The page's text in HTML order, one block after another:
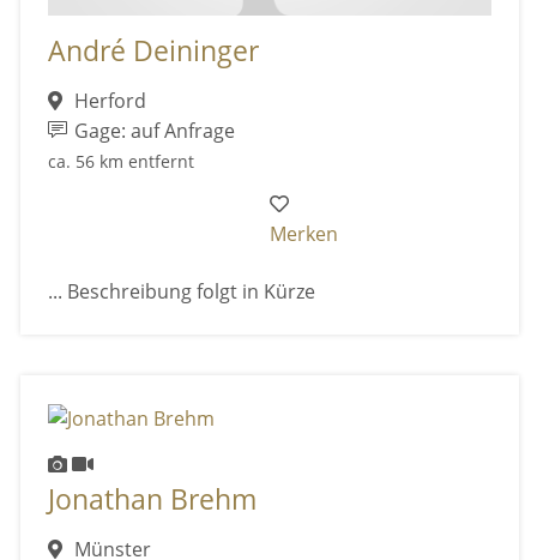
André Deininger
Herford
Gage: auf Anfrage
ca. 56 km entfernt
Merken
... Beschreibung folgt in Kürze
Jonathan Brehm
Münster